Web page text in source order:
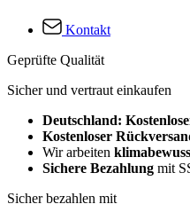
Kontakt
Geprüfte Qualität
Sicher und vertraut einkaufen
Deutschland:
Kostenloser
Wir arbeiten
Sichere Bezahlung mit
Sicher bezahlen mit